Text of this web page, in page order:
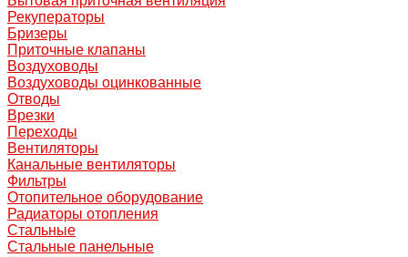
Рекуператоры
Бризеры
Приточные клапаны
Воздуховоды
Воздуховоды оцинкованные
Отводы
Врезки
Переходы
Вентиляторы
Канальные вентиляторы
Фильтры
Отопительное оборудование
Радиаторы отопления
Стальные
Стальные панельные